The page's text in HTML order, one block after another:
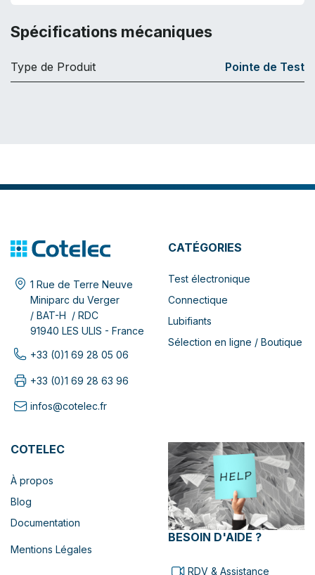
Spécifications mécaniques
Type de Produit Pointe de Test
1 Rue de Terre Neuve
Miniparc du Verger
/ BAT-H / RDC
91940 LES ULIS - France
+33 (0)1 69 28 05 06
+33 (0)1 69 28 63 96
infos@cotelec.fr
CATÉGORIES
Test électronique
Connectique
Lubifiants
Sélection en ligne / Boutique
COTELEC
À propos
Blog
Documentation
Mentions Légales
BESOIN D'AIDE ?
RDV & Assistance